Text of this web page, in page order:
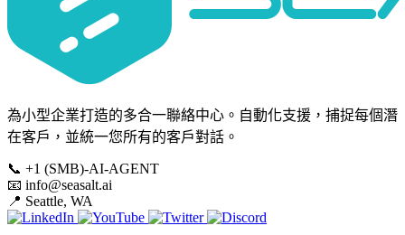
為小型企業打造的多合一聯絡中心。自動化支援，捕捉每個潛
在客戶，並統一您所有的客戶對話。
📞 +1 (SMB)-AI-AGENT
📧 info@seasalt.ai
📍 Seattle, WA